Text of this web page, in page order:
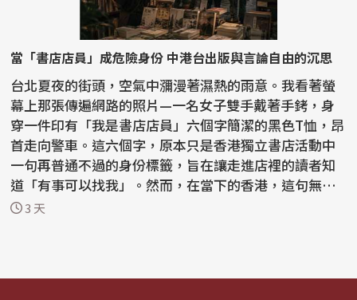
當「書店店員」成危險身份 中港台出版與言論自由的沉思
台北夏夜的街頭，空氣中瀰漫著濕熱的雨意。我看著螢
幕上那張傳遍網路的照片—一名女子雙手戴著手銬，身
穿一件印有「我是書店店員」六個字簡潔的黑色T恤，昂
首走向警車。這六個字，原本只是香港獨立書店活動中
一句再普通不過的身份標籤，旨在讓走進店裡的讀者知
道「有事可以找我」。然而，在當下的香港，這句無聲
的宣告...
3 天